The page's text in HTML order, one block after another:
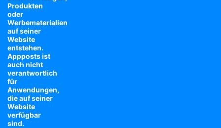
Produkten
oder
Werbematerialien
auf seiner
Website
entstehen.
Appposts ist
auch nicht
verantwortlich
für
Anwendungen,
die auf seiner
Website
verfügbar
sind.